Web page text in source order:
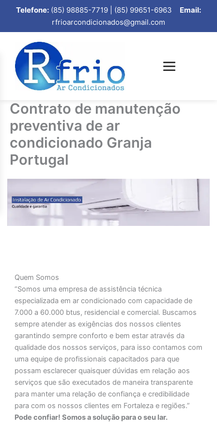
Telefone: (85) 98885-7719 | (85) 99651-6963 Email:
rfrioarcondicionados@gmail.com
Contrato de manutenção
preventiva de ar
condicionado Granja
Portugal
Quem Somos
“Somos uma empresa de assistência técnica
especializada em ar condicionado com capacidade de
7.000 a 60.000 btus, residencial e comercial. Buscamos
sempre atender as exigências dos nossos clientes
garantindo sempre conforto e bem estar através da
qualidade dos nossos serviços, para isso contamos com
uma equipe de profissionais capacitados para que
possam esclarecer quaisquer dúvidas em relação aos
serviços que são executados de maneira transparente
para manter uma relação de confiança e credibilidade
para com os nossos clientes em Fortaleza e regiões.”
Pode confiar! Somos a solução para o seu lar.